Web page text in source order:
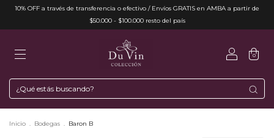
10% OFF a través de transferencia o efectivo / Envíos GRATIS en AMBA a partir de
$50.000 - $100.000 resto del país
0
Inicio . Bodegas . Baron B